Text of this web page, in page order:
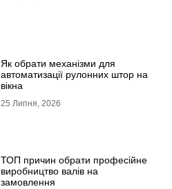
Як обрати механізми для
автоматизації рулонних штор на
вікна
25 Липня, 2026
ТОП причин обрати професійне
виробництво валів на
замовлення